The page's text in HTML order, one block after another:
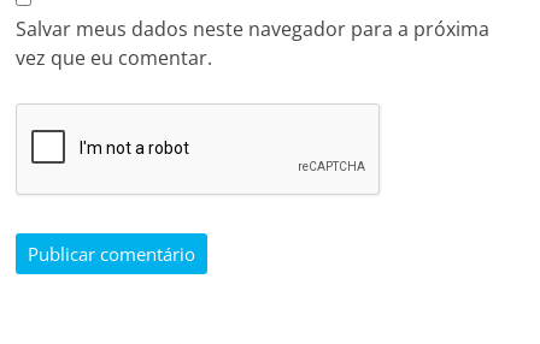
Salvar meus dados neste navegador para a próxima
vez que eu comentar.